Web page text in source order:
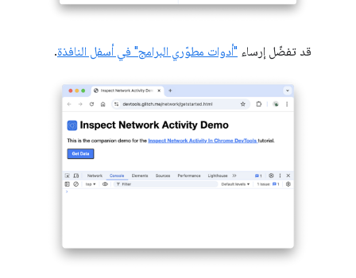
قد تفضّل إرساء "أدوات مطوّري البرامج" في أسفل النافذة.